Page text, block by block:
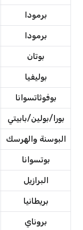
برمودا
برمودا
بوتان
بوليفيا
بوفوثاتسوانا
بورا/بولين/بابيتي
البوسنة والهرسك
بوتسوانا
البرازيل
بريطانيا
بروناي